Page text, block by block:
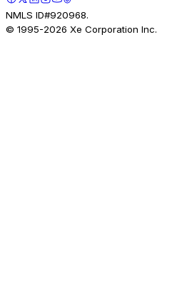
NMLS ID#920968.
© 1995-2026 Xe Corporation Inc.